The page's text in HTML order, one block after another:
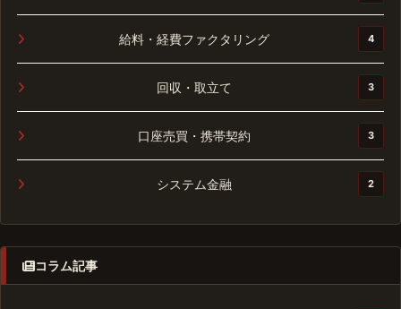
給料・経費ファクタリング 4
回収・取立て 3
口座売買・携帯契約 3
システム金融 2
コラム記事